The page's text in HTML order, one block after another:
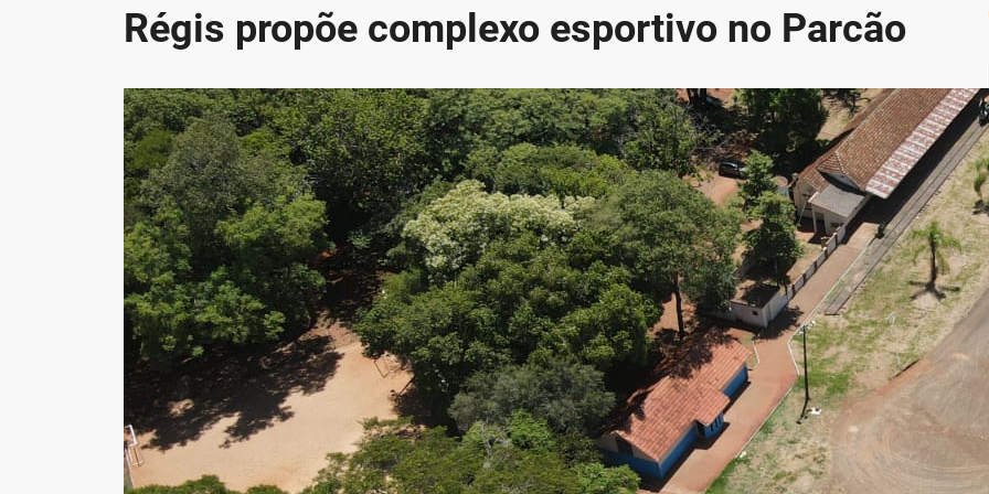
Régis propõe complexo esportivo no Parcão